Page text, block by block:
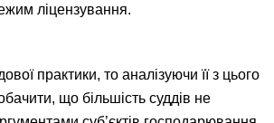
ліцензування.
практики, то аналізуючи її з цього
що більшість суддів не